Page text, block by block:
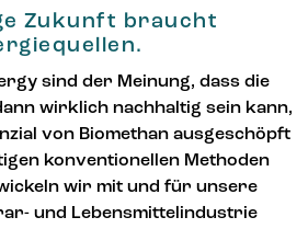
Zukunft braucht
sind der Meinung, dass die
wirklich nachhaltig sein kann,
von Biomethan ausgeschöpft
konventionellen Methoden
wir mit und für unsere
und Lebensmittelindustrie